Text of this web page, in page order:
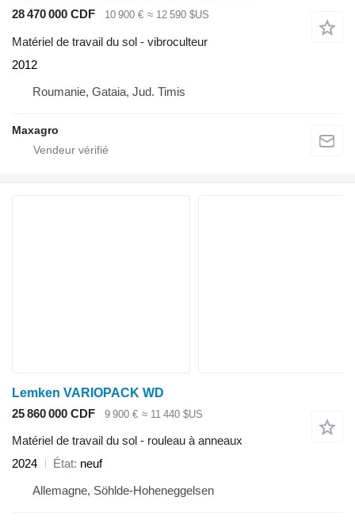
28 470 000 CDF
10 900 € ≈ 12 590 $US
Matériel de travail du sol - vibroculteur
2012
Roumanie, Gataia, Jud. Timis
Maxagro
Lemken VARIOPACK WD
25 860 000 CDF
9 900 € ≈ 11 440 $US
Matériel de travail du sol - rouleau à anneaux
2024
État neuf
Allemagne, Söhlde-Hoheneggelsen